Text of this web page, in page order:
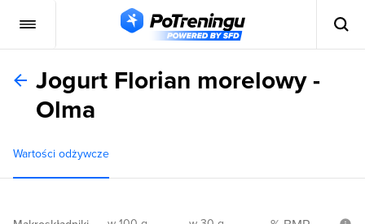
Jogurt Florian morelowy -
Olma
Wartości odżywcze